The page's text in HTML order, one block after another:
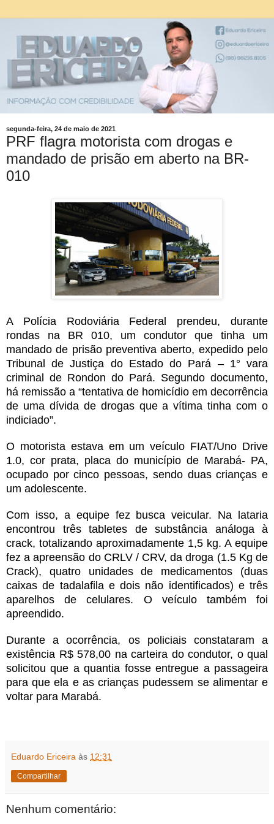
segunda-feira, 24 de maio de 2021
PRF flagra motorista com drogas e
mandado de prisão em aberto na BR-
010
A Polícia Rodoviária Federal prendeu, durante
rondas na BR 010, um condutor que tinha um
mandado de prisão preventiva aberto, expedido pelo
Tribunal de Justiça do Estado do Pará – 1° vara
criminal de Rondon do Pará. Segundo documento,
há remissão a “tentativa de homicídio em decorrência
de uma dívida de drogas que a vítima tinha com o
indiciado”.
O motorista estava em um veículo FIAT/Uno Drive
1.0, cor prata, placa do município de Marabá- PA,
ocupado por cinco pessoas, sendo duas crianças e
um adolescente.
Com isso, a equipe fez busca veicular. Na lataria
encontrou três tabletes de substância análoga à
crack, totalizando aproximadamente 1,5 kg. A equipe
fez a apreensão do CRLV / CRV, da droga (1.5 Kg de
Crack), quatro unidades de medicamentos (duas
caixas de tadalafila e dois não identificados) e três
aparelhos de celulares. O veículo também foi
apreendido.
Durante a ocorrência, os policiais constataram a
existência R$ 578,00 na carteira do condutor, o qual
solicitou que a quantia fosse entregue a passageira
para que ela e as crianças pudessem se alimentar e
voltar para Marabá.
Eduardo Ericeira às 12:31
Compartilhar
Nenhum comentário: